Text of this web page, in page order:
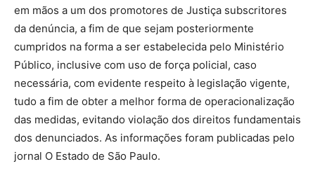
em mãos a um dos promotores de Justiça subscritores
da denúncia, a fim de que sejam posteriormente
cumpridos na forma a ser estabelecida pelo Ministério
Público, inclusive com uso de força policial, caso
necessária, com evidente respeito à legislação vigente,
tudo a fim de obter a melhor forma de operacionalização
das medidas, evitando violação dos direitos fundamentais
dos denunciados. As informações foram publicadas pelo
jornal O Estado de São Paulo.